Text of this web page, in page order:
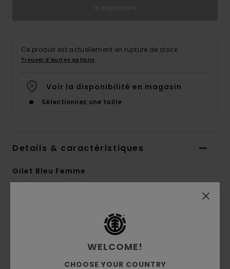
Ce produit est actuellement en rupture de stock.
Trouver d'autres options
Voir la disponibilité en magasin
Sélectionnez une taille
Details & caractéristiques
Gilet Bleu Femme
Mainline
WELCOME!
CHOOSE YOUR COUNTRY